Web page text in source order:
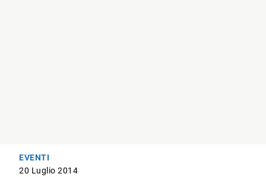
EVENTI
20 Luglio 2014